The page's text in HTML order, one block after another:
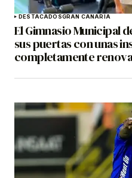
DESTACADOSGRAN CANARIA
El Gimnasio Municipal
sus puertas con unas
completamente